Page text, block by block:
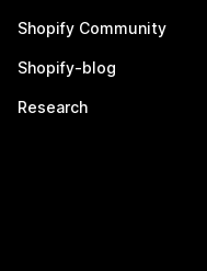
Shopify Community
Shopify-blog
Research